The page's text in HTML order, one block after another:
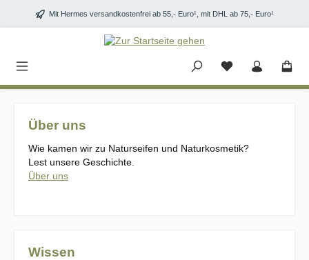
Zum Hauptinhalt springen
Mit Hermes versandkostenfrei ab 55,- Euro¹, mit DHL ab 75,- Euro¹
Über uns
Wie kamen wir zu Naturseifen und Naturkosmetik?
Lest unsere Geschichte.
Über uns
Wissen